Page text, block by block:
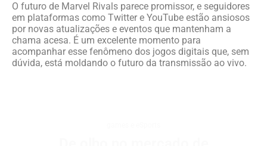
O futuro de Marvel Rivals parece promissor, e seguidores
em plataformas como Twitter e YouTube estão ansiosos
por novas atualizações e eventos que mantenham a
chama acesa. É um excelente momento para
acompanhar esse fenômeno dos jogos digitais que, sem
dúvida, está moldando o futuro da transmissão ao vivo.